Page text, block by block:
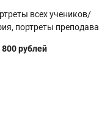
всех учеников/
портреты
800 рублей